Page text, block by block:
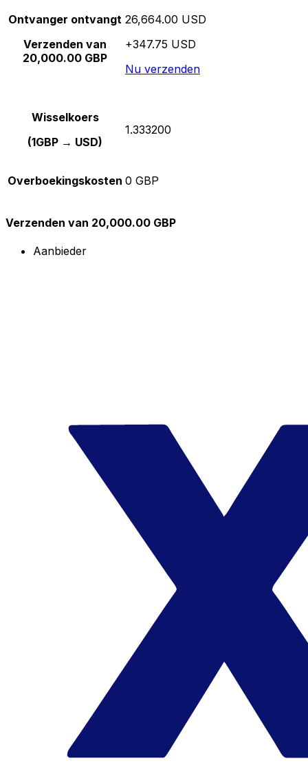
Ontvanger ontvangt
Verzenden van
20,000.00 GBP
26,664.00 USD
+347.75 USD
Nu verzenden
Wisselkoers
(1GBP → USD)
1.333200
Overboekingskosten 0 GBP
Verzenden van 20,000.00 GBP
Aanbieder